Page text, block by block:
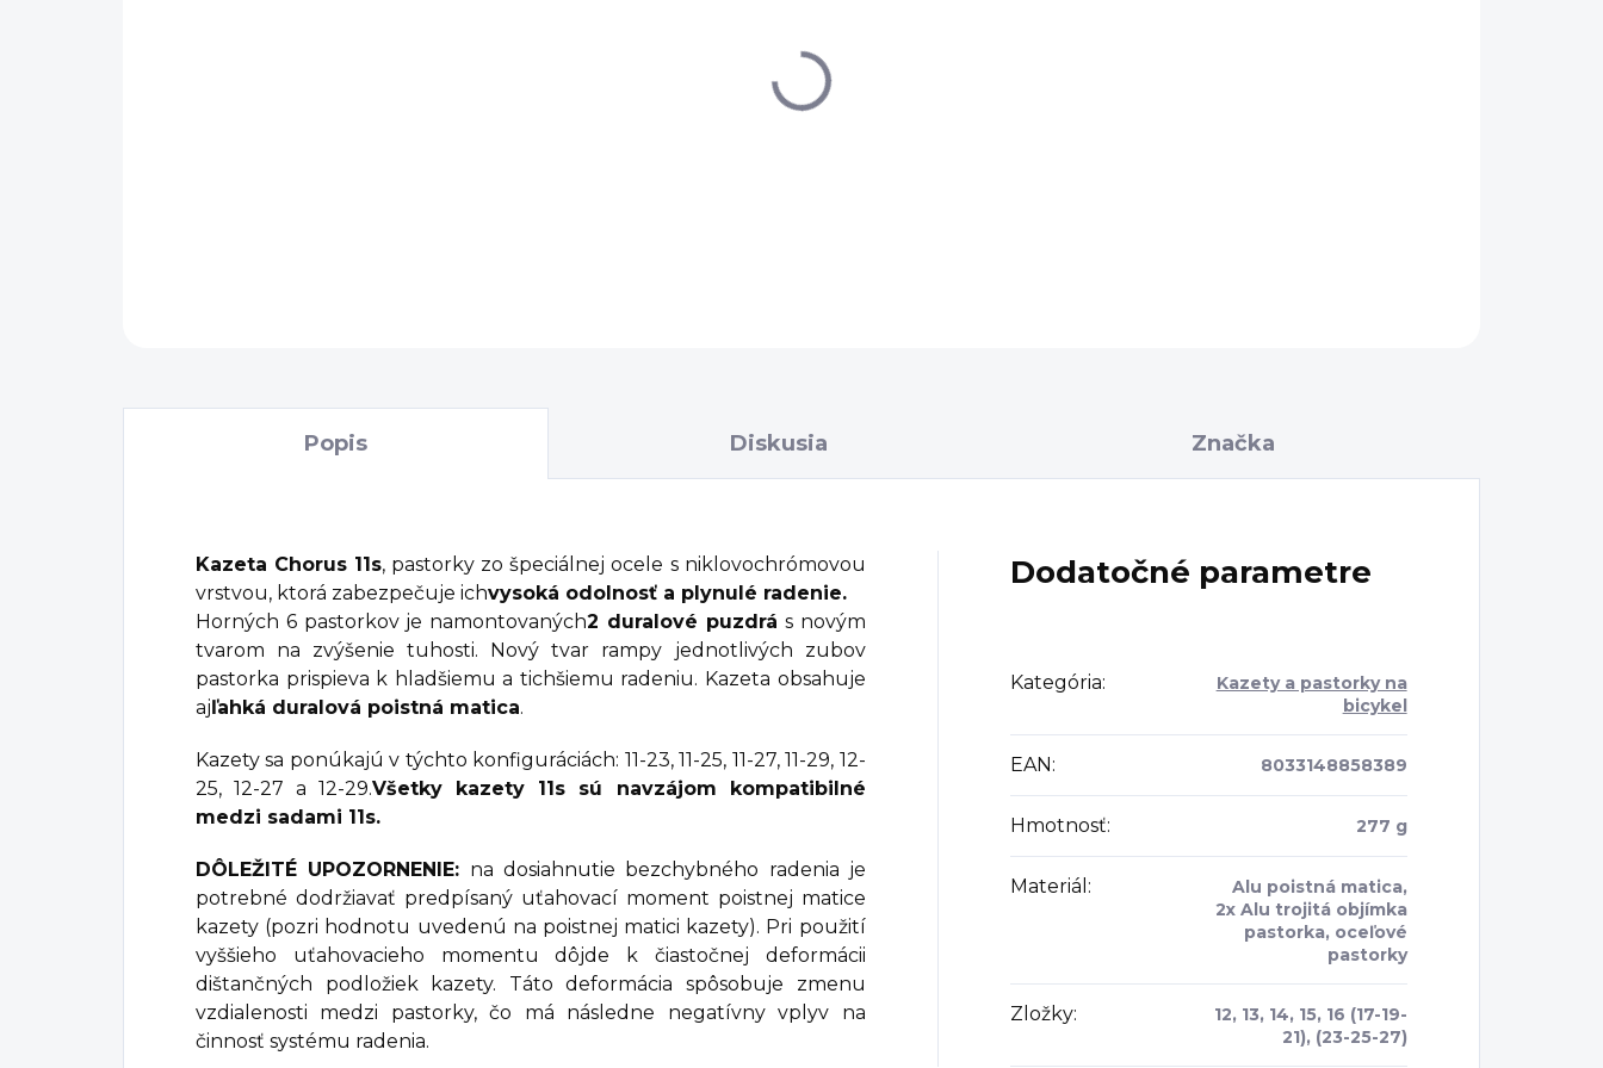
Popis Diskusia Značka
Kazeta Chorus 11s, pastorky zo špeciálnej ocele s niklovochrómovou
vrstvou, ktorá zabezpečuje ichvysoká odolnosť a plynulé radenie.
Horných 6 pastorkov je namontovaných2 duralové puzdrá s novým
tvarom na zvýšenie tuhosti. Nový tvar rampy jednotlivých zubov
pastorka prispieva k hladšiemu a tichšiemu radeniu. Kazeta obsahuje
ajľahká duralová poistná matica.
Kazety sa ponúkajú v týchto konfiguráciách: 11-23, 11-25, 11-27, 11-29, 12-
25, 12-27 a 12-29.Všetky kazety 11s sú navzájom kompatibilné
medzi sadami 11s.
DÔLEŽITÉ UPOZORNENIE: na dosiahnutie bezchybného radenia je
potrebné dodržiavať predpísaný uťahovací moment poistnej matice
kazety (pozri hodnotu uvedenú na poistnej matici kazety). Pri použití
vyššieho uťahovacieho momentu dôjde k čiastočnej deformácii
dištančných podložiek kazety. Táto deformácia spôsobuje zmenu
vzdialenosti medzi pastorky, čo má následne negatívny vplyv na
činnosť systému radenia.
Dodatočné parametre
Kategória:
Kazety a pastorky na
bicykel
EAN : 8033148858389
Hmotnosť: 277 g
Materiál :
Alu poistná matica,
2x Alu trojitá objímka
pastorka, oceľové
pastorky
Zložky:
12, 13, 14, 15, 16 (17-19-
21), (23-25-27)